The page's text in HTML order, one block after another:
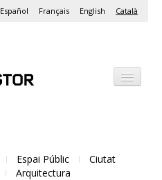
Català
English
Français
Español
Espai Públic
Ciutat
Arquitectura